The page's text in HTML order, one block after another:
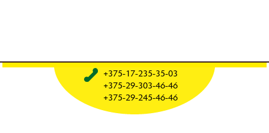
+375-17-235-35-03
+375-29-303-46-46
+375-29-245-46-46